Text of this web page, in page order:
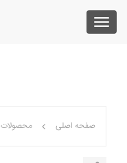
Toggle
navigation
صفحه اصلی محصولات